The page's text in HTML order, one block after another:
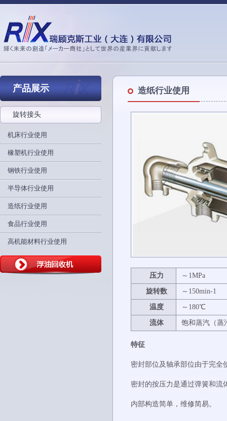
产品展示
旋转接头
机床行业使用
橡塑机行业使用
钢铁行业使用
半导体行业使用
造纸行业使用
食品行业使用
高机能材料行业使用
造纸行业使用
压力 ～1MPa
旋转数 ～150min-1
温度 ～180℃
流体 饱和蒸汽（蒸
特征
密封部位及轴承部位由于完全
密封的按压力是通过弹簧和流
内部构造简单，维修简易。